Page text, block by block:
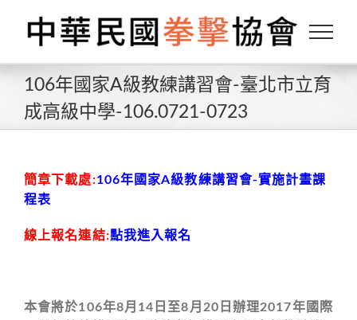
content
106年國家A級教練講習會-臺北市立育
成高級中學-106.0721-0723
簡章下載處:106年國家A級教練講習會-實施計畫課
程表
線上報名連結:點我進入報名
本會將於106年8月14日至8月20日辦理2017年國際